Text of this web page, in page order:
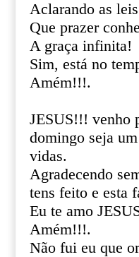
Aclarando as
Que prazer
A graça infinita!
Sim, está no
Amém!!!.
JESUS!!! venho
domingo seja
vidas.
Agradecendo
tens feito e esta
Eu te amo
Amém!!!.
Não fui eu que